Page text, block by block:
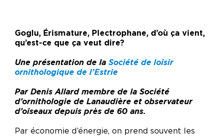
Goglu, Érismature, Plectrophane, d’où ça vient,
qu’est-ce que ça veut dire?
Une présentation de la Société de loisir
ornithologique de l’Estrie
Par Denis Allard membre de la Société
d’ornithologie de Lanaudière et observateur
d’oiseaux depuis près de 60 ans.
Par économie d’énergie, on prend souvent les